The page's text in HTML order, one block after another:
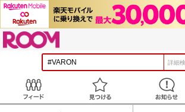
詳細
見つける